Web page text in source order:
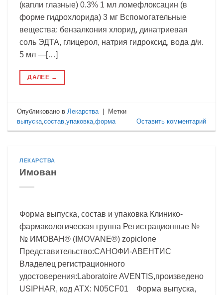
(капли глазные) 0.3% 1 мл ломефлоксацин (в
форме гидрохлорида) 3 мг Вспомогательные
вещества: бензалкония хлорид, динатриевая
соль ЭДТА, глицерол, натрия гидроксид, вода д/и.
5 мл —[…]
ДАЛЕЕ →
Опубликовано в Лекарства | Метки
выпуска ,состав ,упаковка ,форма Оставить комментарий
ЛЕКАРСТВА
Имован
Форма выпуска, состав и упаковка Клинико-
фармакологическая группа Регистрационные №
№ ИМОВАН® (IMOVANE®) zopiclone
Представительство:САНОФИ-АВЕНТИС
Владелец регистрационного
удостоверения:Laboratoire AVENTIS,произведено
USIPHAR, код ATX: N05CF01 Форма выпуска,